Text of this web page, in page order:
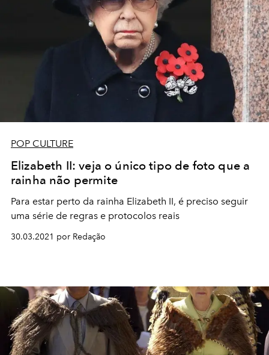
POP CULTURE
Elizabeth II: veja o único tipo de foto que a
rainha não permite
Para estar perto da rainha Elizabeth II, é preciso seguir
uma série de regras e protocolos reais
30.03.2021 por Redação